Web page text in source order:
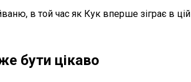
в той час як Кук вперше зіграє в цій
бути цікаво